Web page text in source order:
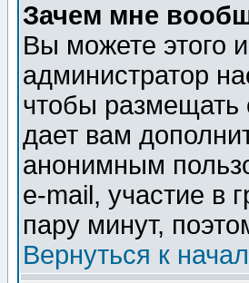
Зачем мне
Вы можете этого
администратор
чтобы размещать
дает вам
анонимным
e-mail, участие в
пару минут,
Вернуться к